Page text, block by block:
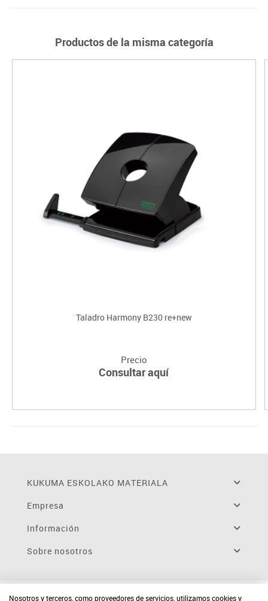
Productos de la misma categoría
Taladro Harmony B230 re+new
Precio
Consultar aquí
KUKUMA ESKOLAKO MATERIALA
Empresa
Información
Sobre nosotros
Nosotros y terceros, como proveedores de servicios, utilizamos cookies y